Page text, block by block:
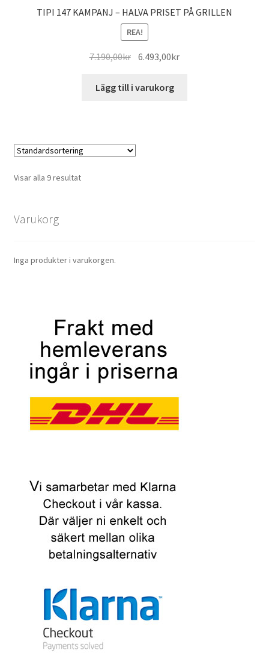
TIPI 147 KAMPANJ – HALVA PRISET PÅ GRILLEN
REA!
7.190,00kr Det
priset
6.493,00krDet
Lägg till i varukorg
Visar alla 9 resultat
Varukorg
Inga produkter i varukorgen.